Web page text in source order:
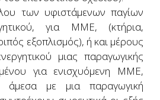
των υφιστάμενων παγίων
για ΜΜΕ, (κτήρια,
εξοπλισμός), ή και μέρους
μιας παραγωγικής
για ενισχυόμενη ΜΜΕ,
άμεσα με μια παραγωγική